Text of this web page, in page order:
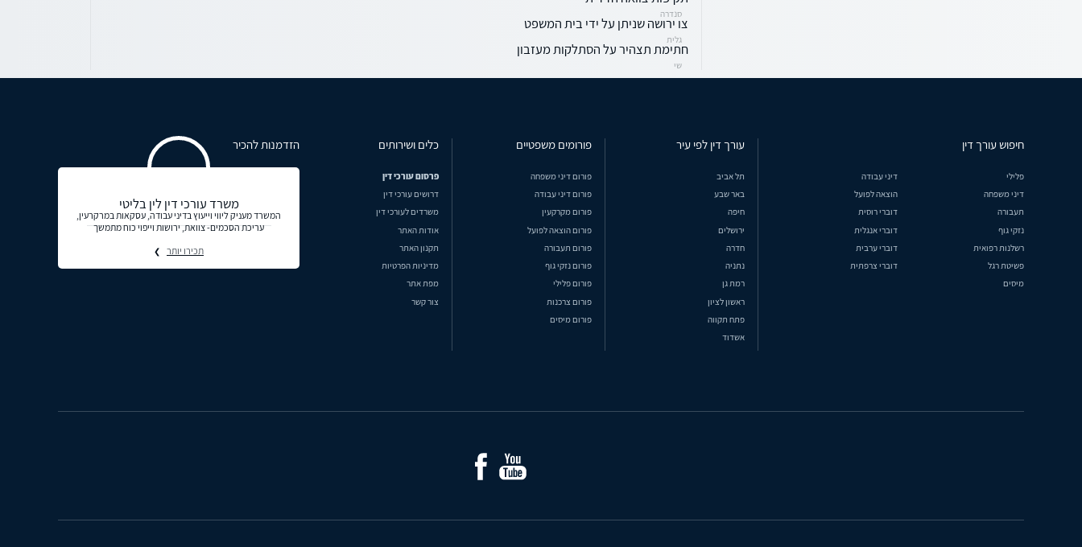
סנדרה
צו ירושה שניתן על ידי בית המשפט
גלית
חתימת תצהיר על הסתלקות מעזבון
שי
חיפוש עורך דין
פלילי
דיני עבודה
דיני משפחה
הוצאה לפועל
תעבורה
דוברי רוסית
נזקי גוף
דוברי אנגלית
רשלנות רפואית
דוברי ערבית
פשיטת רגל
דוברי צרפתית
מיסים
עורך דין לפי עיר
תל אביב
באר שבע
חיפה
ירושלים
חדרה
נתניה
רמת גן
ראשון לציון
פתח תקווה
אשדוד
פורומים משפטיים
פורום דיני משפחה
פורום דיני עבודה
פורום מקרקעין
פורום הוצאה לפועל
פורום תעבורה
פורום נזקי גוף
פורום פלילי
פורום צרכנות
פורום מיסים
כלים ושירותים
פרסום עורכי דין
דרושים עורכי דין
משרדים לעורכי דין
אודות האתר
תקנון האתר
מדיניות הפרטיות
מפת אתר
צור קשר
הזדמנות להכיר
משרד עורכי דין לין בליטי
המשרד מעניק ליווי וייעוץ בדיני עבודה, עסקאות במרקרעין,
עריכת הסכמים- צוואת, ירושות וייפוי כוח מתמשך
תכירו יותר